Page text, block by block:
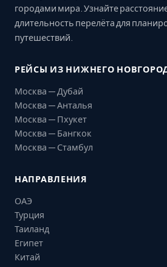
городами мира. Узнайте
длительность перелёта для
путешествий.
РЕЙСЫ ИЗ НИЖНЕГО
Москва — Дубай
Москва — Анталья
Москва — Пхукет
Москва — Бангкок
Москва — Стамбул
НАПРАВЛЕНИЯ
ОАЭ
Турция
Таиланд
Египет
Китай